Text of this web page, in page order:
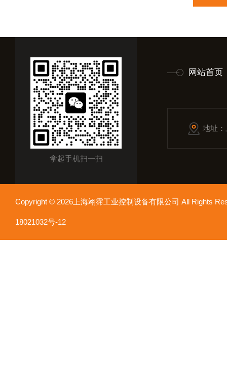
拿起手机扫一扫
网站首页
地址
Copyright © 2026上海翊霈工业控制设备有限公司 All Rights
18021032号-12